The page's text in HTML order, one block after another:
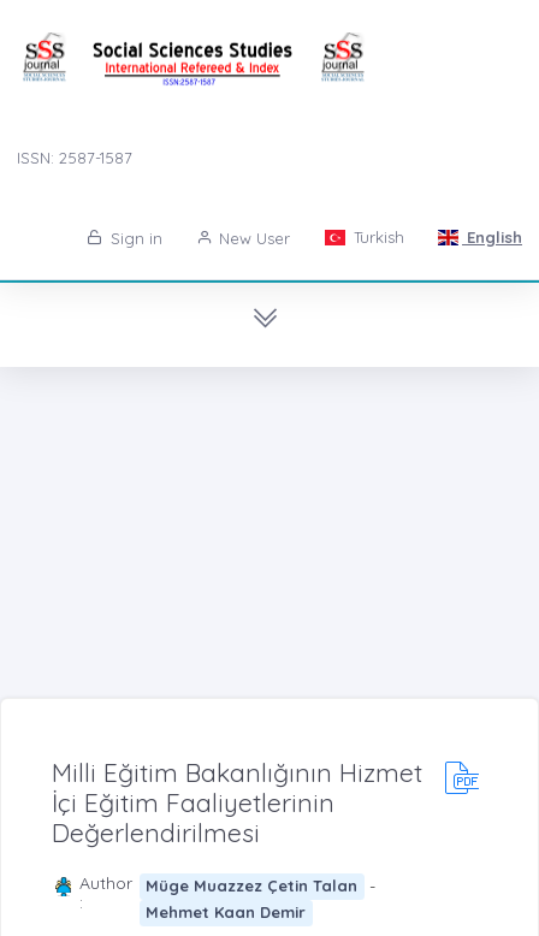
ISSN: 2587-1587
Sign in New User Turkish English
Milli Eğitim Bakanlığının Hizmet
İçi Eğitim Faaliyetlerinin
Değerlendirilmesi
Author
:
Müge Muazzez Çetin Talan -
Mehmet Kaan Demir